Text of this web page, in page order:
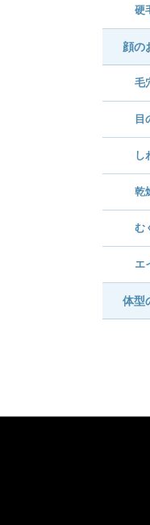
硬
顔の
毛
目
し
乾
む
エ
体型